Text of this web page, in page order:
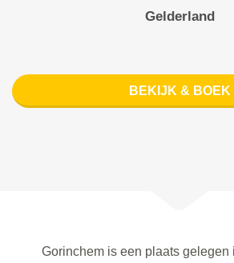
Gelderland
BEKIJK & BOEK
Gorinchem is een plaats gelegen